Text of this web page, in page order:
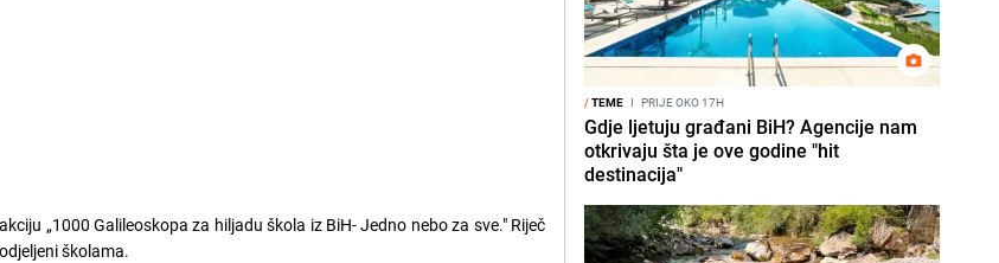
„1000 Galileoskopa za hiljadu škola iz BiH- Jedno nebo za sve." Riječ
školama.
/TEME I PRIJE OKO 17H
Gdje ljetuju građani BiH? Agencije nam
otkrivaju šta je ove godine "hit
destinacija"